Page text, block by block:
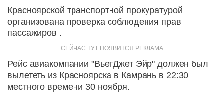
Красноярской транспортной прокуратурой
организована проверка соблюдения прав
пассажиров .
Рейс авиакомпании "ВьетДжет Эйр" должен был
вылететь из Красноярска в Камрань в 22:30
местного времени 30 ноября.